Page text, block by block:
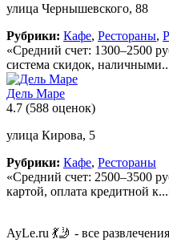
улица Чернышевского, 88
Рубрики: Кафе, Рестораны,
«Средний счет: 1300–2500
система скидок,
Дель Маре
4.7 (588 оценок)
улица Кирова, 5
Рубрики: Кафе, Рестораны
«Средний счет: 2500–3500
картой, оплата кредитной
AyLe.ru 💃🤳 - все